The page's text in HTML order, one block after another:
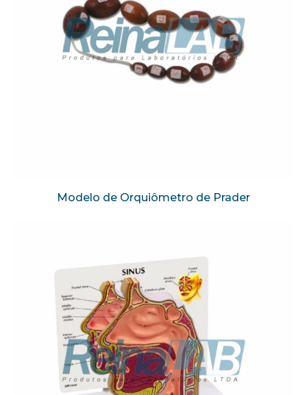
Modelo de Orquiômetro de Prader